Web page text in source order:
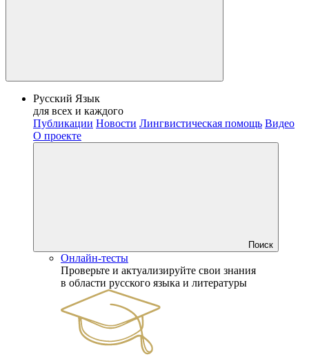
Русский Язык
для всех и каждого
Публикации Новости Лингвистическая помощь Видео
О проекте
Поиск
Онлайн-тесты
Проверьте и актуализируйте свои знания
в области русского языка и литературы